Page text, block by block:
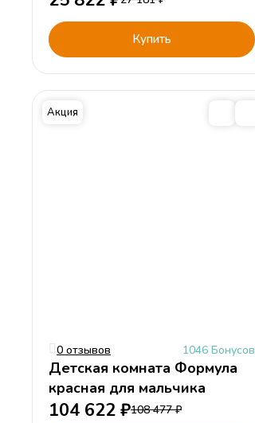
Детская комната Формула (Formula)
Купить
Акция
0 отзывов 1046 Бонусов
Детская комната Формула
красная для мальчика
104 622 ₽108 477₽